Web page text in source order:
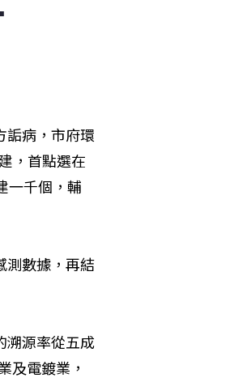
詬病，市府環
，首點選在
一千個，輔
測數據，再結
溯源率從五成
及電鍍業，